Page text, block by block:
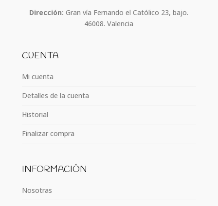
Dirección: Gran vía Fernando el Católico 23, bajo.
46008. Valencia
CUENTA
Mi cuenta
Detalles de la cuenta
Historial
Finalizar compra
INFORMACIÓN
Nosotras